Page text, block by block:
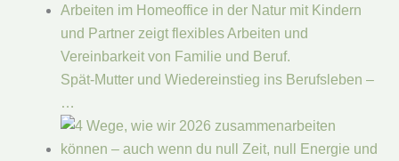
Spät-Mutter und Wiedereinstieg ins Berufsleben –
…